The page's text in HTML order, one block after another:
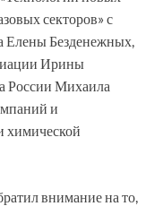
секторов» с
Елены Безденежных,
Ирины
России Михаила
и
химической
внимание на то,